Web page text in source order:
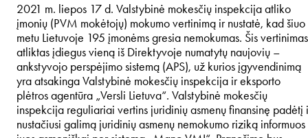
2021 m. liepos 17 d. Valstybinė mokesčių inspekcija atliko
įmonių (PVM mokėtojų) mokumo vertinimą ir nustatė, kad šiuo
metu Lietuvoje 195 įmonėms gresia nemokumas. Šis vertinimas
atliktas įdiegus vieną iš Direktyvoje numatytų naujovių –
ankstyvojo perspėjimo sistemą (APS), už kurios įgyvendinimą
yra atsakinga Valstybinė mokesčių inspekcija ir eksporto
plėtros agentūra „Versli Lietuva“. Valstybinė mokesčių
inspekcija reguliariai vertins juridinių asmenų finansinę padėtį
nustačiusi galimą juridinių asmenų nemokumo riziką informuos